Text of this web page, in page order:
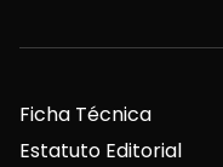
Ficha Técnica
Estatuto Editorial